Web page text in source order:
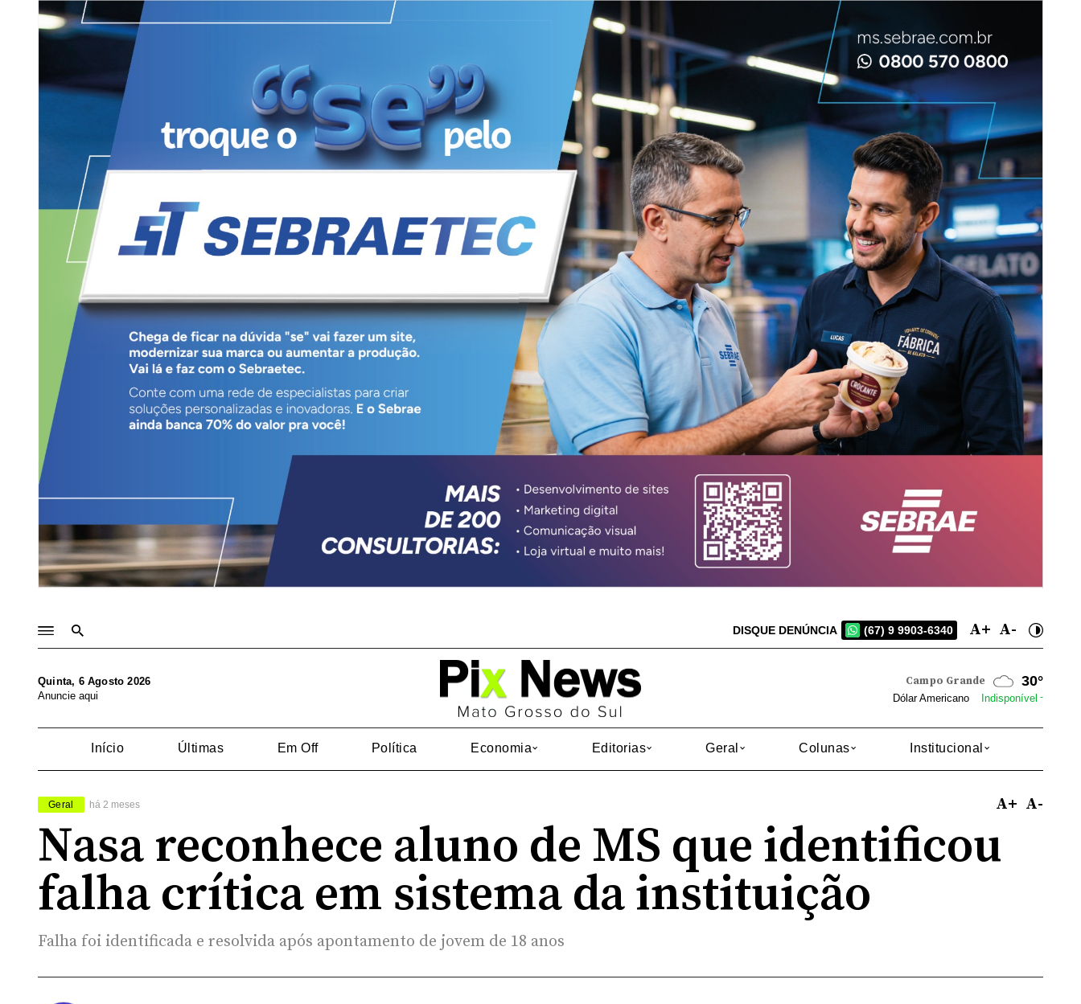
DISQUE DENÚNCIA (67) 9 9903-6340 A+ A-
Quinta, 6 Agosto 2026
Anuncie aqui
Dourados 28°
Dólar Americano Indisponível -
Início Últimas Em Off Política Economia Editorias Geral Colunas Institucional
Geral há 2 meses A+ A-
Nasa reconhece aluno de MS que identificou
falha crítica em sistema da instituição
Falha foi identificada e resolvida após apontamento de jovem de 18 anos